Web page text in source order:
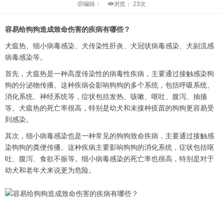
编辑： 浏览： 23次
容易给狗狗造成致命伤害的疾病有哪些？
犬瘟热、细小病毒感染、犬传染性肝炎、犬冠状病毒感染、犬副流感
病毒感染等。
首先，犬瘟热是一种高度传染性的病毒性疾病，主要通过接触感染狗
狗的分泌物传播。这种疾病会影响狗狗的多个系统，包括呼吸系统、
消化系统、神经系统等，症状包括发热、咳嗽、呕吐、腹泻、抽搐
等。犬瘟热的死亡率很高，特别是幼犬和未接种疫苗的狗狗更容易受
到感染。
其次，细小病毒感染也是一种常见的狗狗致命疾病，主要通过接触感
染狗狗的粪便传播。这种疾病主要影响狗狗的消化系统，症状包括呕
吐、腹泻、食欲不振等。细小病毒感染的死亡率也很高，特别是对于
幼犬和老年犬来说更为危险。